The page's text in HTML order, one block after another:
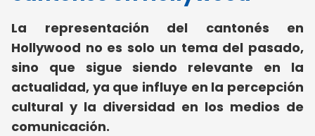
La representación del cantonés en
Hollywood no es solo un tema del pasado,
sino que sigue siendo relevante en la
actualidad, ya que influye en la percepción
cultural y la diversidad en los medios de
comunicación.